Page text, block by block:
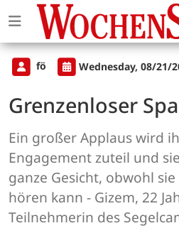
fö Wednesday, 08/21/
Grenzenloser
Ein großer Applaus wird
Engagement zuteil und
ganze Gesicht, obwohl
hören kann - Gizem, 22
Teilnehmerin des